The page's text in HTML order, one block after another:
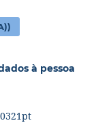
à pessoa